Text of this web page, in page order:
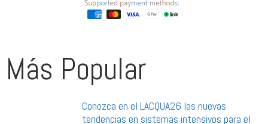
Más Popular
Conozca en el LACQUA26 las nuevas
tendencias en sistemas intensivos para el